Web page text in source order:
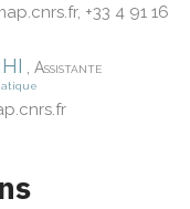
, +33 4 91 16
, Assistante